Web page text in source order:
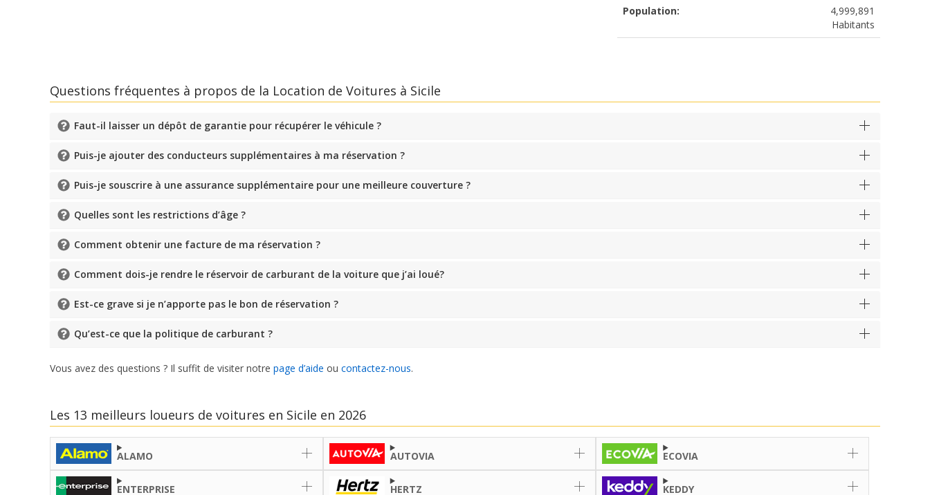
Population:
4,999,891
Habitants
Questions fréquentes à propos de la Location de Voitures à Sicile
Faut-il laisser un dépôt de garantie pour récupérer le véhicule ?
Puis-je ajouter des conducteurs supplémentaires à ma réservation ?
Puis-je souscrire à une assurance supplémentaire pour une meilleure couverture ?
Quelles sont les restrictions d’âge ?
Comment obtenir une facture de ma réservation ?
Comment dois-je rendre le réservoir de carburant de la voiture que j’ai loué?
Est-ce grave si je n’apporte pas le bon de réservation ?
Qu’est-ce que la politique de carburant ?
Vous avez des questions ? Il suffit de visiter notre page d’aide ou contactez-nous.
Les 13 meilleurs loueurs de voitures en Sicile en 2026
ALAMO AUTOVIA ECOVIA
ENTERPRISE HERTZ KEDDY